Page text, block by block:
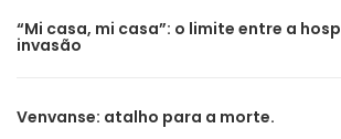
“Mi casa, mi casa”: o limite entre a
invasão
Venvanse: atalho para a morte.